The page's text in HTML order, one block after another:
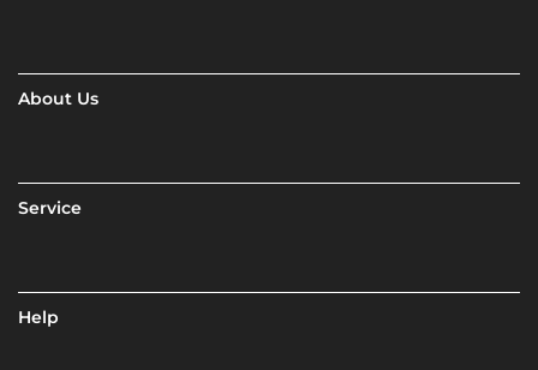
About Us
Service
Help